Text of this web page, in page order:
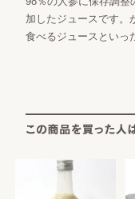
加したジュースです。
食べるジュースといっ